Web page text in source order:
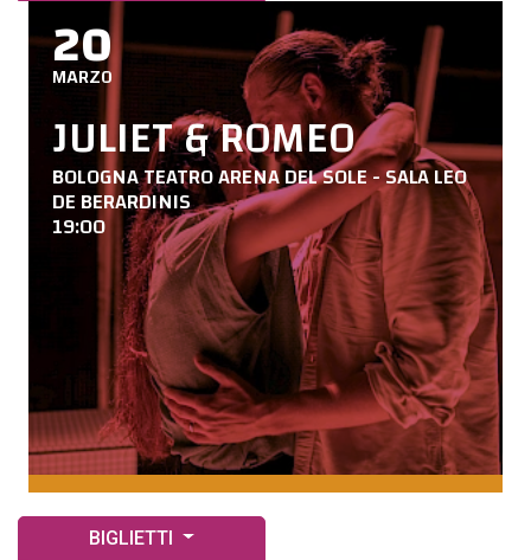
20
MARZO
JULIET & ROMEO
BOLOGNA TEATRO ARENA DEL SOLE - SALA LEO
DE BERARDINIS
19:00
BIGLIETTI